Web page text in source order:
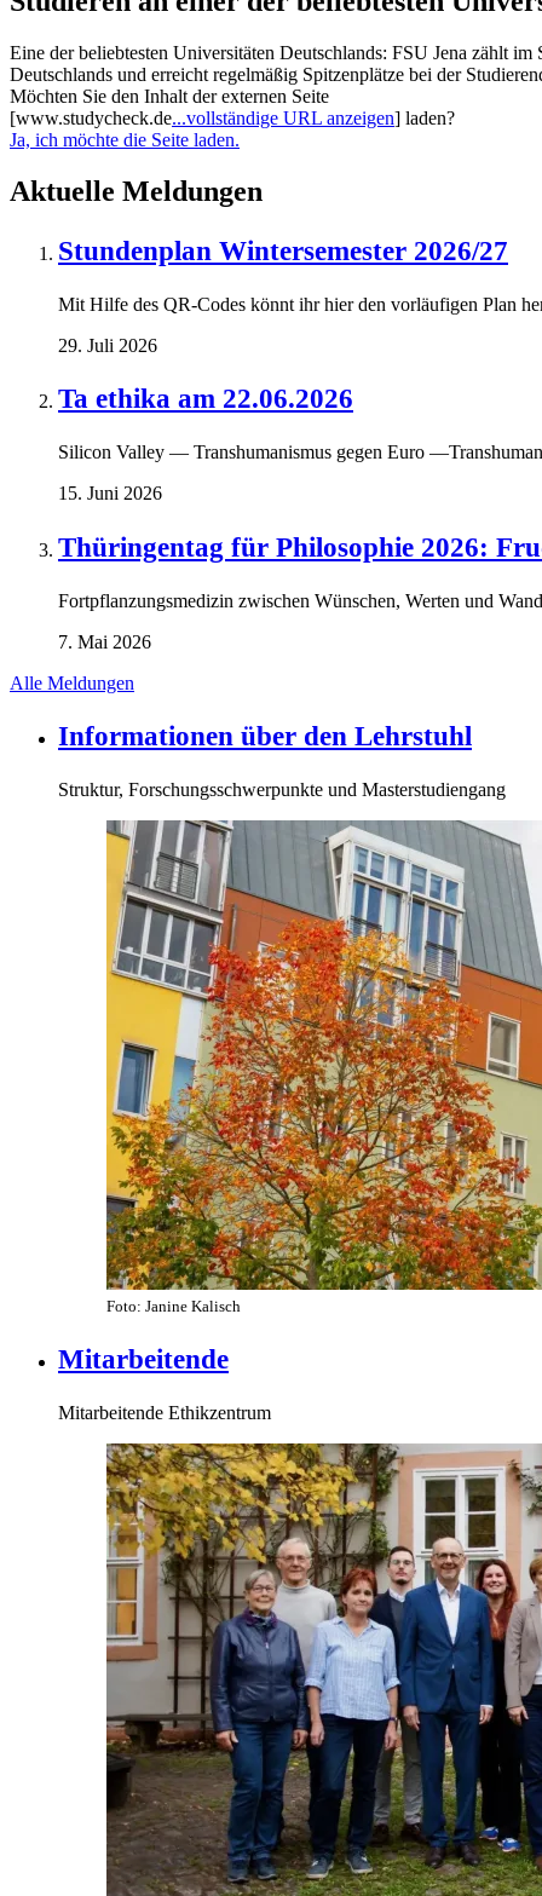
Eine der beliebtesten Universitäten Deutschlands: FSU Jena zählt
Deutschlands und erreicht regelmäßig Spitzenplätze bei der
Möchten Sie den Inhalt der externen Seite
[www.studycheck.de...vollständige URL anzeigen] laden?
Ja, ich möchte die Seite laden.
Aktuelle Meldungen
Stundenplan Wintersemester 2026/27
Mit Hilfe des QR-Codes könnt ihr hier den vorläufigen Plan
29. Juli 2026
Ta ethika am 22.06.2026
Silicon Valley — Transhumanismus gegen Euro
15. Juni 2026
Thüringentag für Philosophie 2026:
Fortpflanzungsmedizin zwischen Wünschen, Werten und
7. Mai 2026
Alle Meldungen
Informationen über den Lehrstuhl
Struktur, Forschungsschwerpunkte und Masterstudiengang
Foto: Janine Kalisch
Mitarbeitende
Mitarbeitende Ethikzentrum